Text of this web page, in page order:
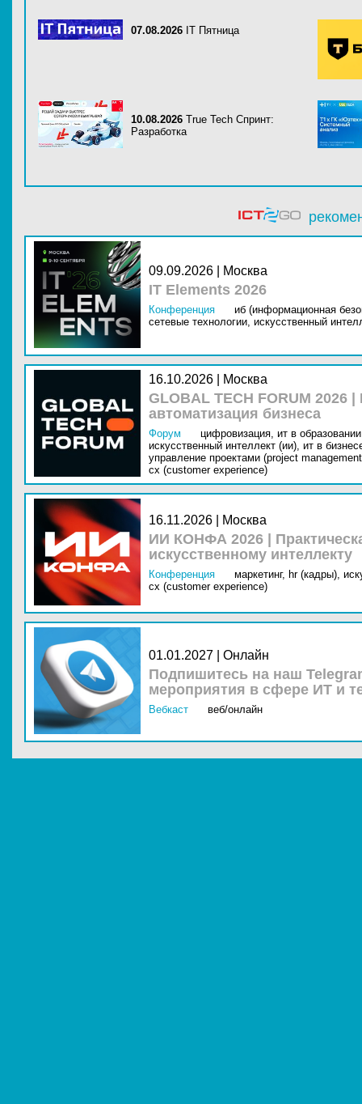
07.08.2026 IT Пятница
10.08.2026 True Tech Спринт:
Разработка
09.09.2026 | Москва
IT Elements 2026
Конференция
иб (информационная
сетевые технологии, искусственный
16.10.2026 | Москва
GLOBAL TECH FORUM
автоматизация бизнеса
Форум цифровизация, ит в
искусственный интеллект (ии), ит в
управление проектами (project
cx (customer experience)
16.11.2026 | Москва
ИИ КОНФА 2026 |
искусственному интеллекту
Конференция маркетинг, hr (кадры),
cx (customer experience)
01.01.2027 | Онлайн
Подпишитесь на наш
мероприятия в сфере ИТ и
Вебкаст веб/онлайн